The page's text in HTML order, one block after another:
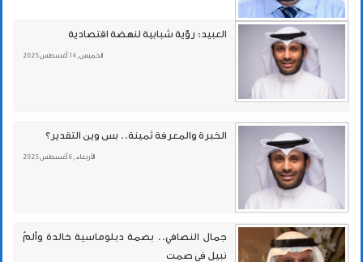
العبيد: رؤية شبابية لنهضة اقتصادية
الخميس , 14 أغسطس 2025
الخبرة والمعرفة ثمينة.. بس وين التقدير؟
الأربعاء , 6 أغسطس 2025
جمال النصافي.. بصمة دبلوماسية خالدة وألمٌ
نبيل في صمت